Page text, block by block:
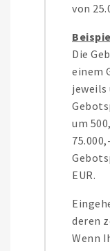
von
Die
einem
jeweils
um
EUR.
deren
Wenn